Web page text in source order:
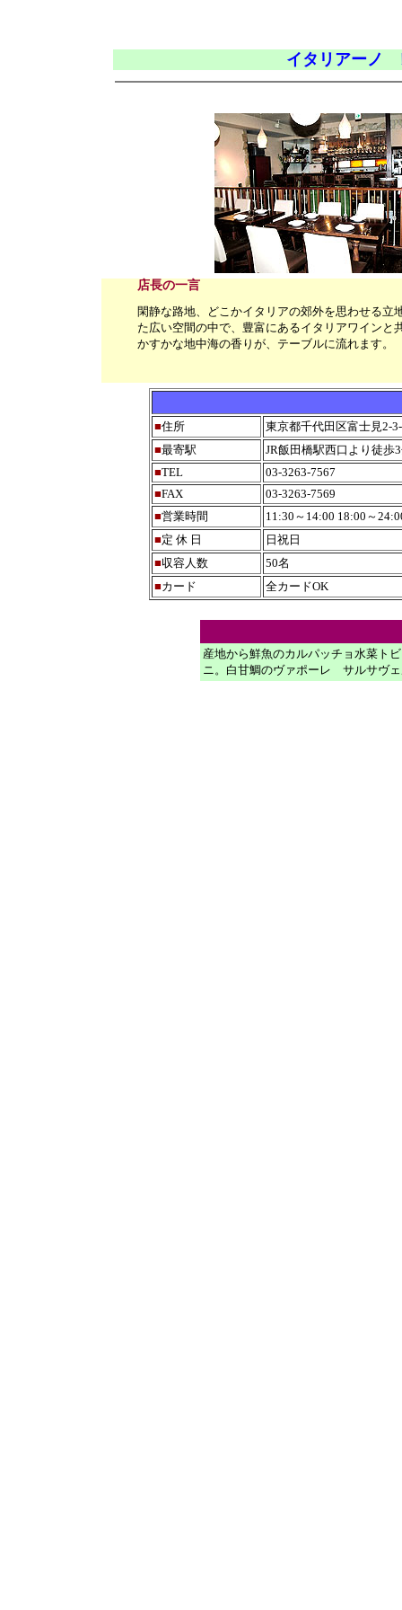
イタリアーノ
店長の一言
閑静な路地、どこかイタリアの郊外を思わせる
た広い空間の中で、豊富にあるイタリアワインと
かすかな地中海の香りが、テーブルに流れます。
■住所
東京都千代田区富士見2-
■最寄駅
JR飯田橋駅西口より徒歩
■TEL
03-3263-7567
■FAX
03-3263-7569
■営業時間
11:30～14:00 18:00～
■定 休 日
日祝日
■収容人数
50名
■カード 全カードOK
産地から鮮魚のカルパッチョ水菜ト
ニ。白甘鯛のヴァポーレ サルサヴ